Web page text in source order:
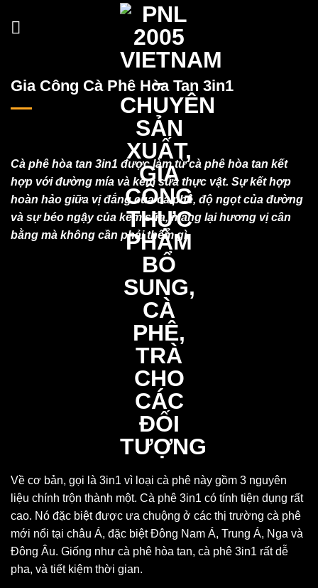
Gia Công Cà Phê Hòa Tan 3in1
Cà phê hòa tan 3in1 được làm từ cà phê hòa tan kết
hợp với đường mía và kem sữa thực vật. Sự kết hợp
hoàn hảo giữa vị đắng của cà phê, độ ngọt của đường
và sự béo ngậy của kem sữa, mang lại hương vị cân
bằng mà không cần phải thêm gì.
Về cơ bản, gọi là 3in1 vì loại cà phê này gồm 3 nguyên
liệu chính trộn thành một. Cà phê 3in1 có tính tiện dụng rất
cao. Nó đặc biệt được ưa chuộng ở các thị trường cà phê
mới nổi tại châu Á, đặc biệt Đông Nam Á, Trung Á, Nga và
Đông Âu. Giống như cà phê hòa tan, cà phê 3in1 rất dễ
pha, và tiết kiệm thời gian.